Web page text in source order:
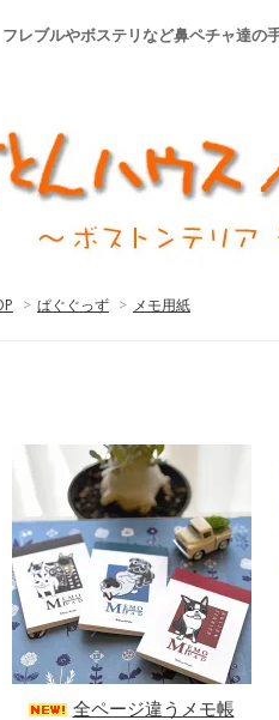
レブルやボステリなど鼻ペチャ達の
> ぱぐぐっず > メモ用紙
全ページ違うメモ帳